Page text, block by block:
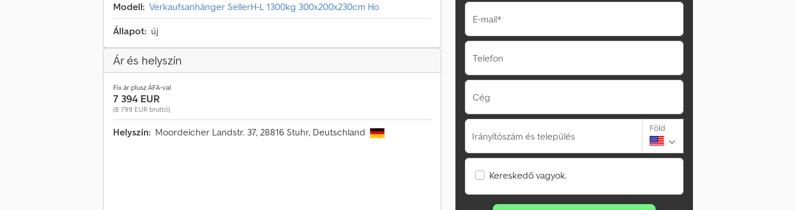
Modell: Verkaufsanhänger SellerH-L 1300kg 300x200x230cm Ho
Állapot: új
Ár és helyszín
Fix ár plusz ÁFA-val
7 394 EUR
(8 799 EUR bruttó)
Helyszín: Moordeicher Landstr. 37, 28816 Stuhr, Deutschland
E-mail*
Telefon
Cég
Irányítószám és település
Föld
Kereskedő vagyok.